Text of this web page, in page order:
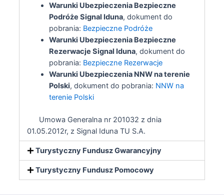
Warunki Ubezpieczenia Bezpieczne
Podróże Signal Iduna, dokument do
pobrania: Bezpieczne Podróże
Warunki Ubezpieczenia Bezpieczne
Rezerwacje Signal Iduna, dokument do
pobrania: Bezpieczne Rezerwacje
Warunki Ubezpieczenia NNW na terenie
Polski, dokument do pobrania: NNW na
terenie Polski
Umowa Generalna nr 201032 z dnia
01.05.2012r, z Signal Iduna TU S.A.
Turystyczny Fundusz Gwarancyjny
Turystyczny Fundusz Pomocowy